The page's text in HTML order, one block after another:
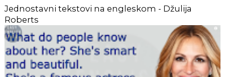
Jednostavni tekstovi na engleskom - Džulija
Roberts